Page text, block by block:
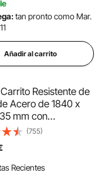
tan pronto como Mar.
Añadir al carrito
Carrito Resistente de
Acero de 1840 x
mm con
de 10", Laterales
Extraíbles y Manija
de 180°, Capacidad
de 408,23 kg,
(755)
Recientes